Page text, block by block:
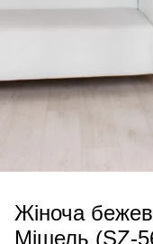
Жіноча
Мішель (SZ-